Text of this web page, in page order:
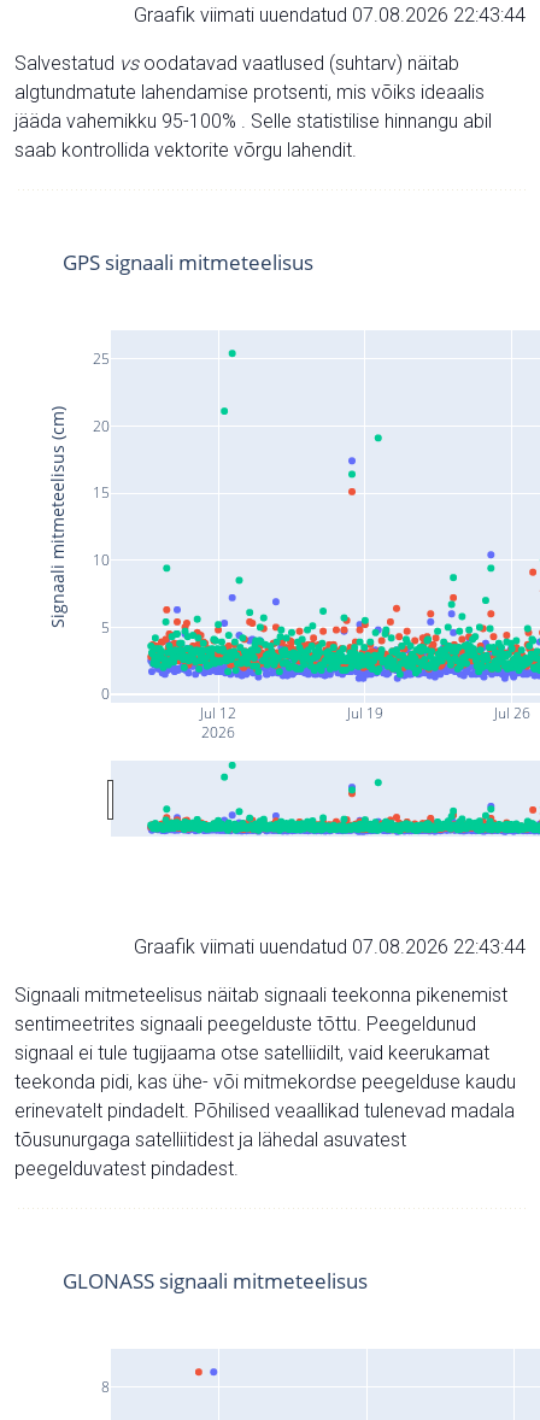
Graafik viimati uuendatud 07.08.2026 22:43:44
Salvestatud vsoodatavad vaatlused (suhtarv) näitab
algtundmatute lahendamise protsenti, mis võiks ideaalis
jääda vahemikku 95-100% . Selle statistilise hinnangu abil
saab kontrollida vektorite võrgu lahendit.
Jul 12
2026
Jul 19 Jul 26
0
5
10
15
20
25
GPS signaali mitmeteelisus
Signaali mitmeteelisus (cm)
Graafik viimati uuendatud 07.08.2026 22:43:44
Signaali mitmeteelisus näitab signaali teekonna pikenemist
sentimeetrites signaali peegelduste tõttu. Peegeldunud
signaal ei tule tugijaama otse satelliidilt, vaid keerukamat
teekonda pidi, kas ühe- või mitmekordse peegelduse kaudu
erinevatelt pindadelt. Põhilised veaallikad tulenevad madala
tõusunurgaga satelliitidest ja lähedal asuvatest
peegelduvatest pindadest.
8
GLONASS signaali mitmeteelisus